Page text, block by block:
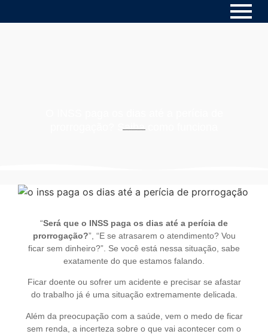
prorrogação? Saiba como funciona
“Será que o INSS paga os dias até a perícia de
prorrogação?”, “E se atrasarem o atendimento? Vou
ficar sem dinheiro?”. Se você está nessa situação, sabe
exatamente do que estamos falando.
Ficar doente ou sofrer um acidente e precisar se afastar
do trabalho já é uma situação extremamente delicada.
Além da preocupação com a saúde, vem o medo de ficar
sem renda, a incerteza sobre o que vai acontecer com o